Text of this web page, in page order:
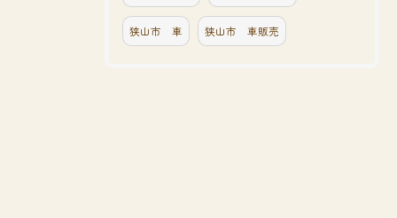
狭山市 車 狭山市 車販売